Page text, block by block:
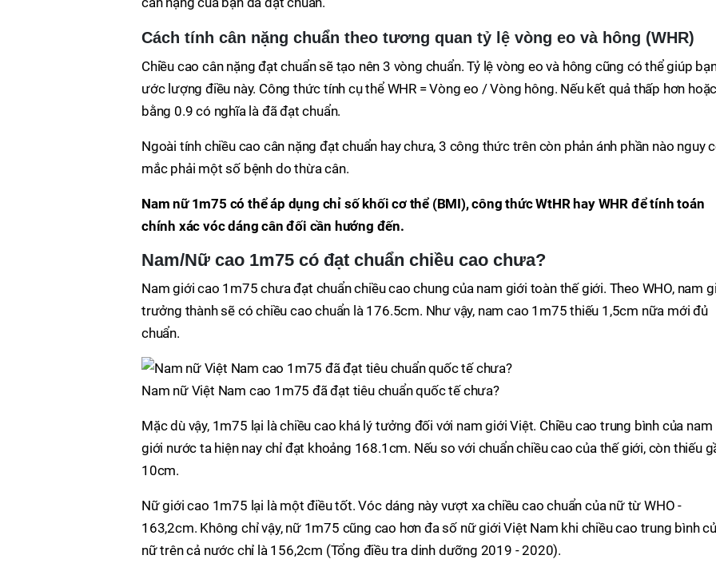
Cách tính cân nặng chuẩn theo tương quan tỷ lệ vòng eo và hông (WHR)
Chiều cao cân nặng đạt chuẩn sẽ tạo nên 3 vòng chuẩn. Tỷ lệ vòng eo và hông cũng có thể giúp
ước lượng điều này. Công thức tính cụ thể WHR = Vòng eo / Vòng hông. Nếu kết quả thấp hơn hoặc
bằng 0.9 có nghĩa là đã đạt chuẩn.
Ngoài tính chiều cao cân nặng đạt chuẩn hay chưa, 3 công thức trên còn phản ánh phần nào nguy
mắc phải một số bệnh do thừa cân.
Nam nữ 1m75 có thể áp dụng chỉ số khối cơ thể (BMI), công thức WtHR hay WHR để tính toán
chính xác vóc dáng cân đối cần hướng đến.
Nam/Nữ cao 1m75 có đạt chuẩn chiều cao chưa?
Nam giới cao 1m75 chưa đạt chuẩn chiều cao chung của nam giới toàn thế giới. Theo WHO, nam
trưởng thành sẽ có chiều cao chuẩn là 176.5cm. Như vậy, nam cao 1m75 thiếu 1,5cm nữa mới đủ
chuẩn.
Nam nữ Việt Nam cao 1m75 đã đạt tiêu chuẩn quốc tế chưa?
Mặc dù vậy, 1m75 lại là chiều cao khá lý tưởng đối với nam giới Việt. Chiều cao trung bình của nam
giới nước ta hiện nay chỉ đạt khoảng 168.1cm. Nếu so với chuẩn chiều cao của thế giới, còn thiếu
10cm.
Nữ giới cao 1m75 lại là một điều tốt. Vóc dáng này vượt xa chiều cao chuẩn của nữ từ WHO -
163,2cm. Không chỉ vậy, nữ 1m75 cũng cao hơn đa số nữ giới Việt Nam khi chiều cao trung bình
nữ trên cả nước chỉ là 156,2cm (Tổng điều tra dinh dưỡng 2019 - 2020).